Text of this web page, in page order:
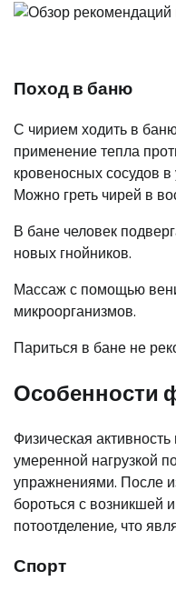
Поход в баню
С чирием ходить в
применение тепла
кровеносных сосудов
Можно греть чирей в
В бане человек
новых гнойников.
Массаж с помощью
микроорганизмов.
Париться в бане не
Особенности
Физическая
умеренной нагрузкой
упражнениями. После
бороться с возникшей
потоотделение, что
Спорт